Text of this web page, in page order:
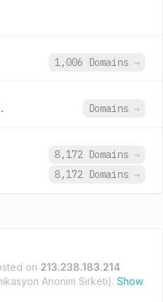
1,006 Domains →
Domains →
8,172 Domains →
8,172 Domains →
on 213.238.183.214
Anonim Sirketi). Show